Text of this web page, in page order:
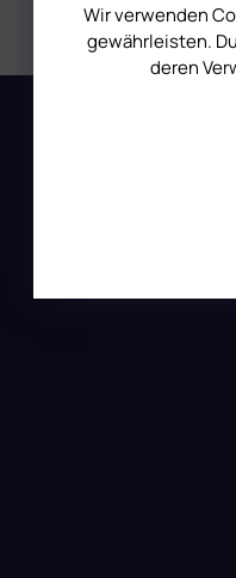
Wir verwenden
gewährleisten.
deren
VORHERIGER